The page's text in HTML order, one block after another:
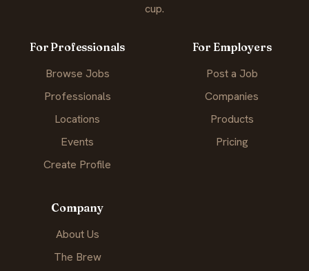
cup.
For Professionals
Browse Jobs
Professionals
Locations
Events
Create Profile
For Employers
Post a Job
Companies
Products
Pricing
Company
About Us
The Brew